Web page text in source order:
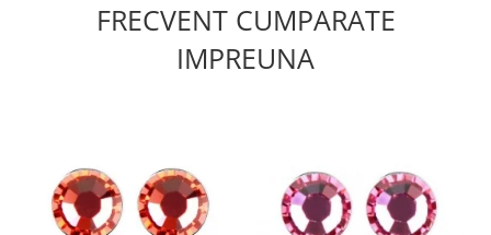
FRECVENT CUMPARATE
IMPREUNA